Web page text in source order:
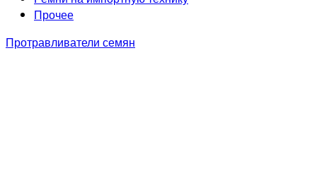
Прочее
Протравливатели семян